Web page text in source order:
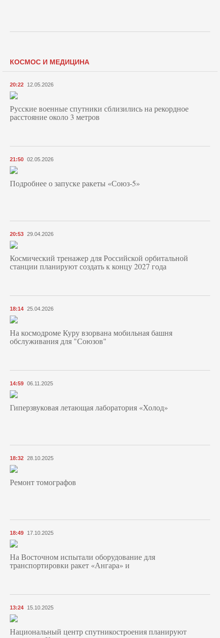
КОСМОС И МЕДИЦИНА
20:22 12.05.2026
Русские военные спутники сблизились на рекордное
расстояние около 3 метров
21:50 02.05.2026
Подробнее о запуске ракеты «Союз‑5»
20:53 29.04.2026
Космический тренажер для Российской орбитальной
станции планируют создать к концу 2027 года
18:14 25.04.2026
На космодроме Куру взорвана мобильная башня
обслуживания для "Союзов"
14:59 06.11.2025
Гиперзвуковая летающая лаборатория «Холод»
18:32 28.10.2025
Ремонт томографов
18:49 17.10.2025
На Восточном испытали оборудование для
транспортировки ракет «Ангара» и
13:24 15.10.2025
Национальный центр спутникостроения планируют